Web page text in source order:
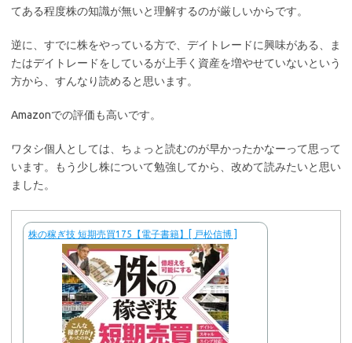
てある程度株の知識が無いと理解するのが厳しいからです。
逆に、すでに株をやっている方で、デイトレードに興味がある、ま
たはデイトレードをしているが上手く資産を増やせていないという
方から、すんなり読めると思います。
Amazonでの評価も高いです。
ワタシ個人としては、ちょっと読むのが早かったかなーって思って
います。もう少し株について勉強してから、改めて読みたいと思い
ました。
株の稼ぎ技 短期売買175【電子書籍】[ 戸松信博 ]